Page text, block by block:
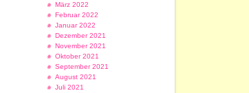
März 2022
Februar 2022
Januar 2022
Dezember 2021
November 2021
Oktober 2021
September 2021
August 2021
Juli 2021